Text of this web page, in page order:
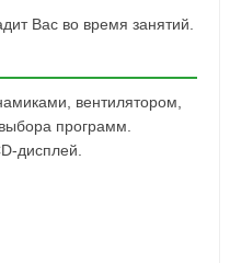
Вас во время занятий.
вентилятором,
программ.
дисплей.